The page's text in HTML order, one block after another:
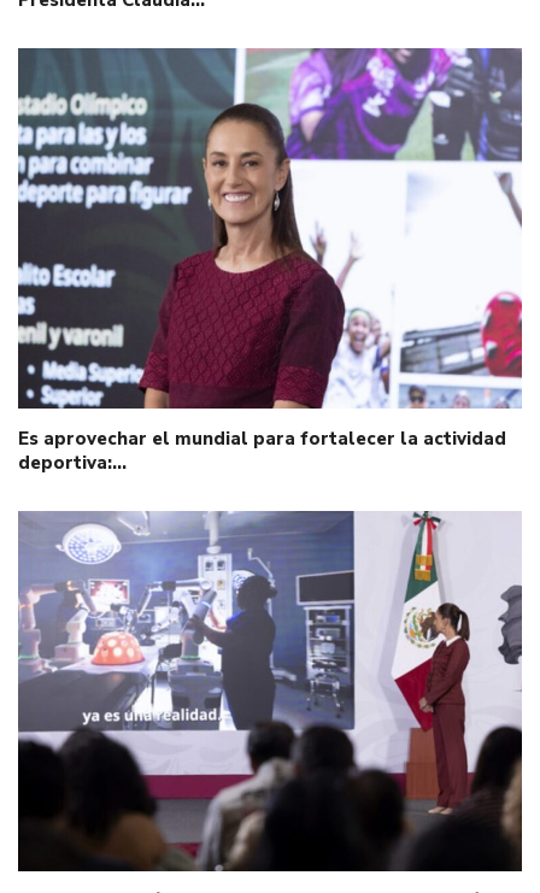
Es aprovechar el mundial para fortalecer la actividad
deportiva:…